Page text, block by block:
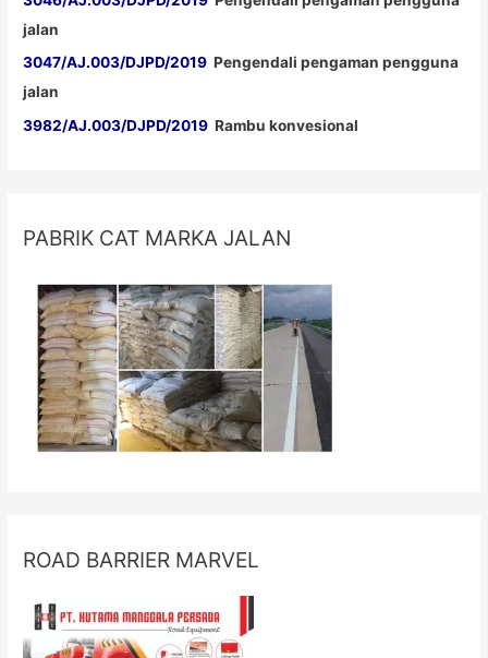
jalan
3047/AJ.003/DJPD/2019 Pengendali pengaman pengguna
jalan
3982/AJ.003/DJPD/2019 Rambu konvesional
PABRIK CAT MARKA JALAN
ROAD BARRIER MARVEL